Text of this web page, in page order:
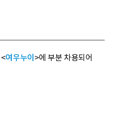
여우누이 >에 부분 차용되어